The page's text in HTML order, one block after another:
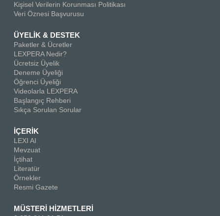
Kişisel Verilerin Korunması Politikası
Veri Öznesi Başvurusu
ÜYELİK & DESTEK
Paketler & Ücretler
LEXPERA Nedir?
Ücretsiz Üyelik
Deneme Üyeliği
Öğrenci Üyeliği
Videolarla LEXPERA
Başlangıç Rehberi
Sıkça Sorulan Sorular
İÇERİK
LEXI AI
Mevzuat
İçtihat
Literatür
Örnekler
Resmi Gazete
MÜSTERİ HİZMETLERİ